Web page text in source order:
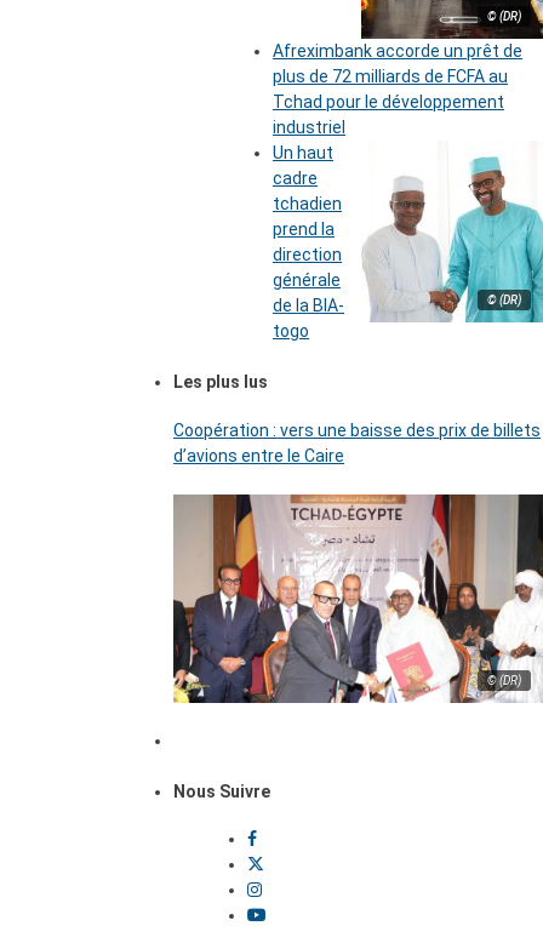
© (DR)
Afreximbank accorde un prêt de
plus de 72 milliards de FCFA au
Tchad pour le développement
industriel
© (DR)
Un haut
cadre
tchadien
prend la
direction
générale
de la BIA-
togo
Les plus lus
Coopération : vers une baisse des prix de billets
d’avions entre le Caire
© (DR)
Nous Suivre